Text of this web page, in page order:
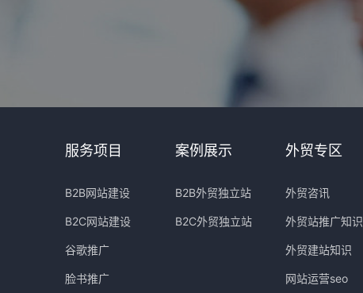
服务项目
B2B网站建设
B2C网站建设
谷歌推广
脸书推广
案例展示
B2B外贸独立站
B2C外贸独立站
外贸专区
外贸咨讯
外贸站推广知识
外贸建站知识
网站运营seo